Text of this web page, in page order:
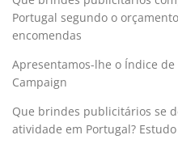
Portugal segundo o
encomendas
Apresentamos-lhe o Índice
Campaign
Que brindes publicitários se
atividade em Portugal?